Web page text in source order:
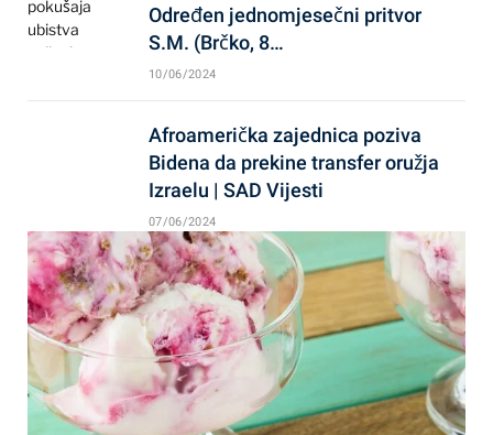
Određen jednomjesečni pritvor
S.M. (Brčko, 8…
10/06/2024
Afroamerička zajednica poziva
Bidena da prekine transfer oružja
Izraelu | SAD Vijesti
07/06/2024